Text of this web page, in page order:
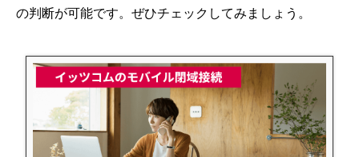
の判断が可能です。ぜひチェックしてみましょう。